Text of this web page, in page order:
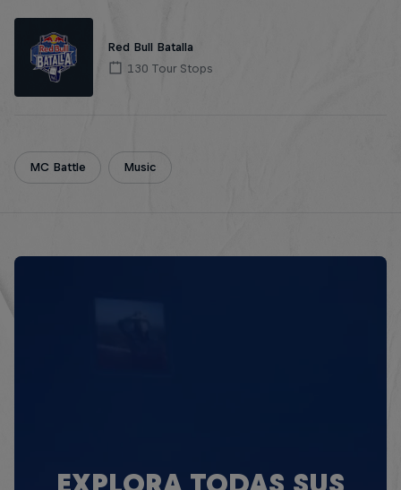
Red Bull Batalla
130 Tour Stops
MC Battle Music
EXPLORA TODAS SUS